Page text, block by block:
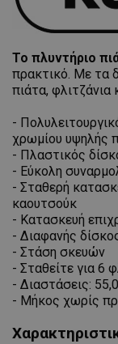
Το πλυντήριο
πρακτικό. Με τα
πιάτα,
-
χρωμίου υψηλής
- Πλαστικός
- Εύκολη
- Σταθερή
καουτσούκ
- Κατασκευή
- Διαφανής
- Στάση σκευών
- Σταθείτε για 6
- Διαστάσεις:
- Μήκος χωρίς